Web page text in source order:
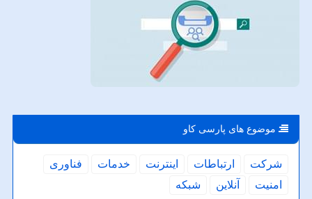
موضوع های پارسی كاو
شركت ارتباطات اینترنت خدمات
فناوری
امنیت
آنلاین شبكه